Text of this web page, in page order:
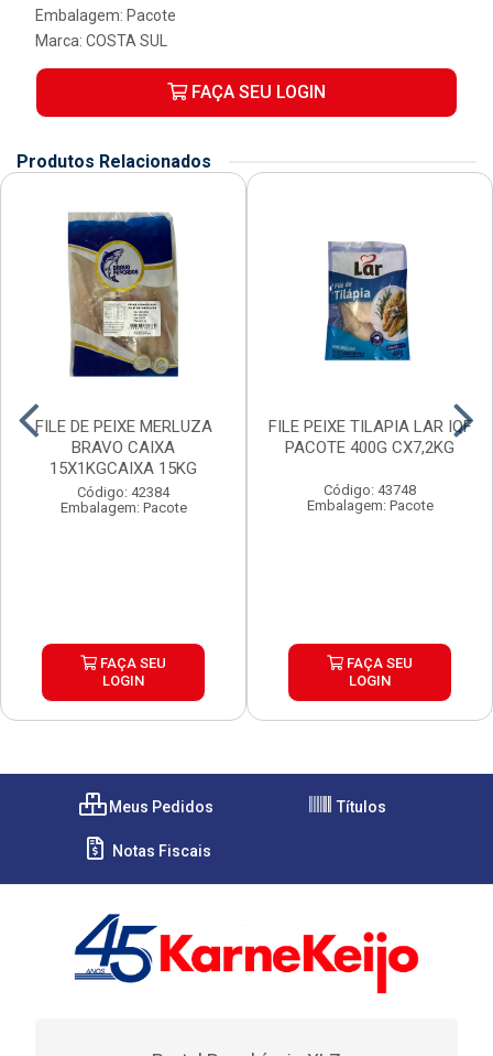
Embalagem: Pacote
Marca: COSTA SUL
FAÇA SEU LOGIN
Produtos Relacionados
FILE DE PEIXE MERLUZA
BRAVO CAIXA
15X1KGCAIXA 15KG
Código: 42384
Embalagem: Pacote
FAÇA SEU
LOGIN
FILE PEIXE TILAPIA LAR IQF
PACOTE 400G CX7,2KG
Código: 43748
Embalagem: Pacote
FAÇA SEU
LOGIN
Meus Pedidos Títulos
Notas Fiscais